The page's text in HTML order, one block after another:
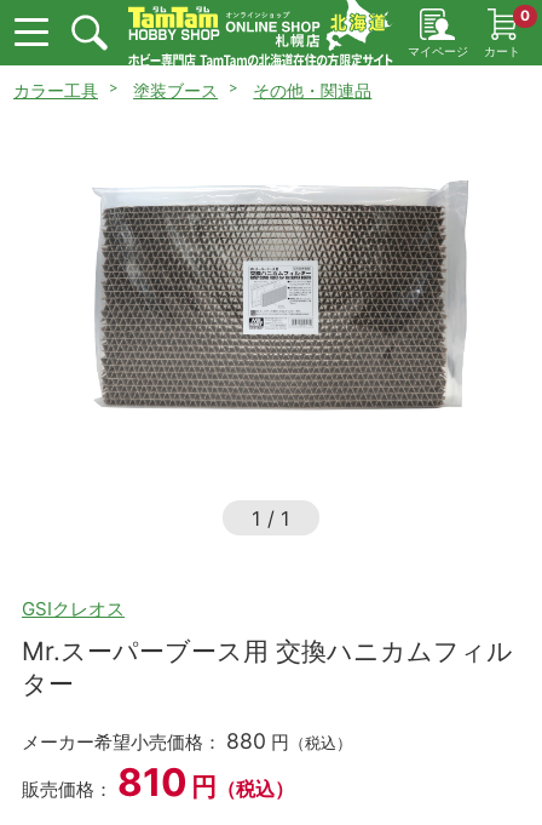
マイページ カート
0
カラー工具 塗装ブース その他・関連品
1 / 1
GSIクレオス
Mr.スーパーブース用 交換ハニカムフィル
ター
メーカー希望小売価格： 880 円 （税込）
販売価格： 810 円 （税込）